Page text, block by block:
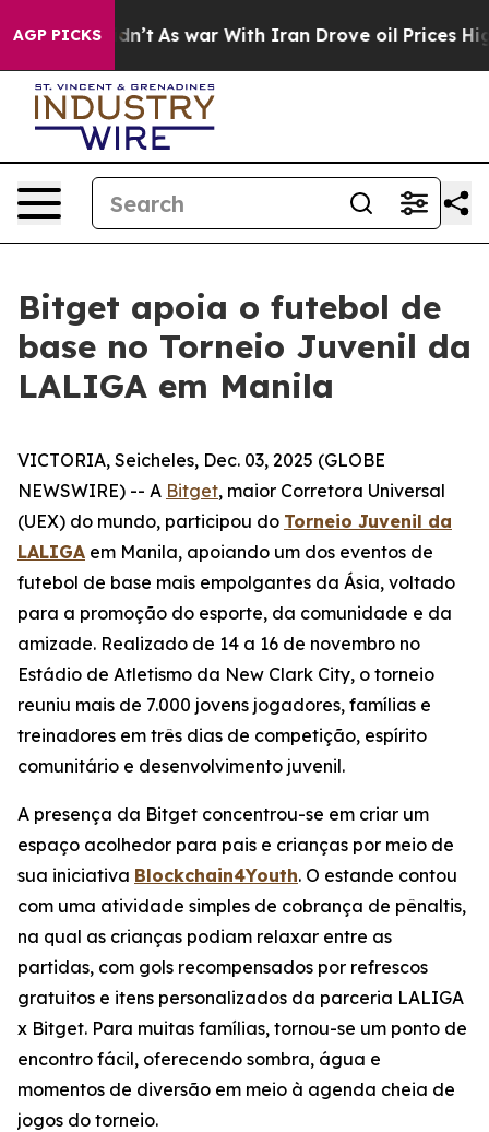
AGP PICKS
it Didn’t As war With Iran Drove oil Prices
Bitget apoia o futebol de
base no Torneio Juvenil da
LALIGA em Manila
VICTORIA, Seicheles, Dec. 03, 2025 (GLOBE
NEWSWIRE) -- A Bitget, maior Corretora Universal
(UEX) do mundo, participou do Torneio Juvenil da
LALIGA em Manila, apoiando um dos eventos de
futebol de base mais empolgantes da Ásia, voltado
para a promoção do esporte, da comunidade e da
amizade. Realizado de 14 a 16 de novembro no
Estádio de Atletismo da New Clark City, o torneio
reuniu mais de 7.000 jovens jogadores, famílias e
treinadores em três dias de competição, espírito
comunitário e desenvolvimento juvenil.
A presença da Bitget concentrou-se em criar um
espaço acolhedor para pais e crianças por meio de
sua iniciativa Blockchain4Youth. O estande contou
com uma atividade simples de cobrança de pênaltis,
na qual as crianças podiam relaxar entre as
partidas, com gols recompensados por refrescos
gratuitos e itens personalizados da parceria LALIGA
x Bitget. Para muitas famílias, tornou-se um ponto de
encontro fácil, oferecendo sombra, água e
momentos de diversão em meio à agenda cheia de
jogos do torneio.